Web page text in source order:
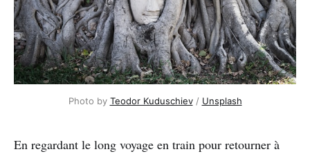
Photo by Teodor Kuduschiev / Unsplash
En regardant le long voyage en train pour retourner à